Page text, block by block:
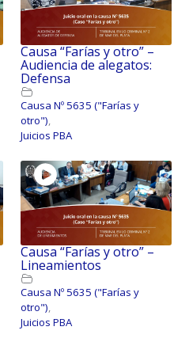
Causa “Farías y otro” –
Audiencia de alegatos:
Defensa
Causa Nº 5635 ("Farías y
otro"),
Juicios PBA
Causa “Farías y otro” –
Lineamientos
Causa Nº 5635 ("Farías y
otro"),
Juicios PBA